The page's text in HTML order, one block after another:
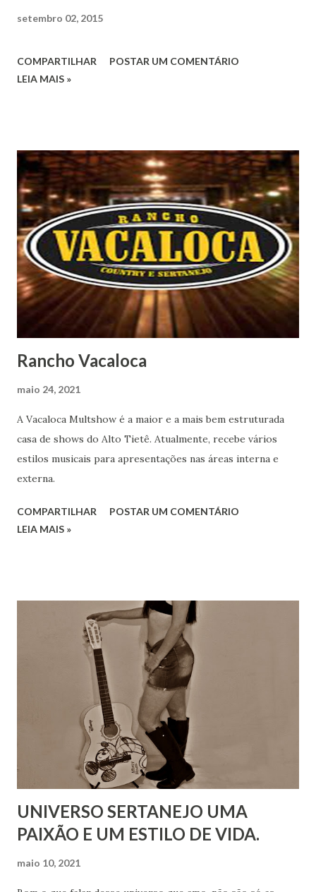
setembro 02, 2015
COMPARTILHAR
POSTAR UM COMENTÁRIO
LEIA MAIS »
Rancho Vacaloca
maio 24, 2021
A Vacaloca Multshow é a maior e a mais bem estruturada
casa de shows do Alto Tietê. Atualmente, recebe vários
estilos musicais para apresentações nas áreas interna e
externa.
COMPARTILHAR
POSTAR UM COMENTÁRIO
LEIA MAIS »
UNIVERSO SERTANEJO UMA
PAIXÃO E UM ESTILO DE VIDA.
maio 10, 2021